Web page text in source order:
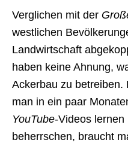
Verglichen mit der
westlichen
Landwirtschaft
haben keine Ahnung,
Ackerbau zu betreiben.
man in ein paar
YouTube-Videos lernen
beherrschen, braucht